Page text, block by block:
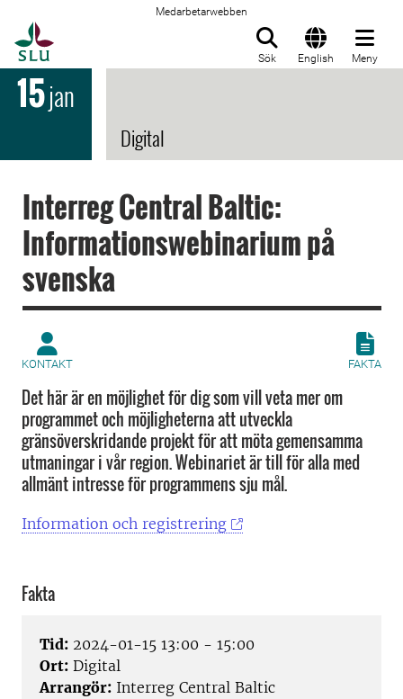
Medarbetarwebben
Sök English Meny
15jan
Digital
Interreg Central Baltic:
Informationswebinarium på
svenska
KONTAKT FAKTA
Det här är en möjlighet för dig som vill veta mer om
programmet och möjligheterna att utveckla
gränsöverskridande projekt för att möta gemensamma
utmaningar i vår region. Webinariet är till för alla med
allmänt intresse för programmens sju mål.
Information och registrering
Fakta
Tid: 2024-01-15 13:00 - 15:00
Ort: Digital
Arrangör: Interreg Central Baltic